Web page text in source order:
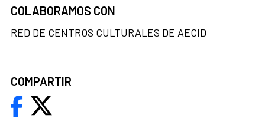
COLABORAMOS CON
RED DE CENTROS CULTURALES DE AECID
COMPARTIR